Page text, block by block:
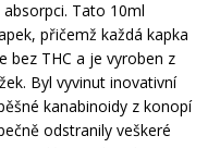
Tato 10ml
přičemž každá kapka
bez THC a je vyroben z
Byl vyvinut inovativní
kanabinoidy z konopí
odstranily veškeré